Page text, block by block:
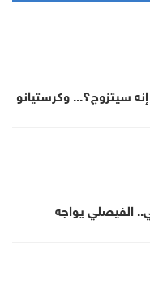
سيتزوج؟... وكرستيانو
الفيصلي يواجه